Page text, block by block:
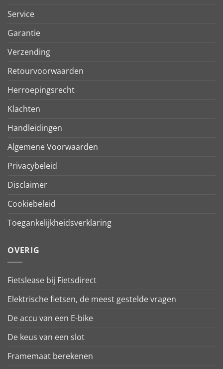
Service
Garantie
Verzending
Retourvoorwaarden
Herroepingsrecht
Klachten
Handleidingen
Algemene Voorwaarden
Privacybeleid
Disclaimer
Cookiebeleid
Toegankelijkheidsverklaring
OVERIG
Fietslease bij Fietsdirect
Elektrische fietsen, de meest gestelde vragen
De accu van een E-bike
De keus van een slot
Framemaat berekenen